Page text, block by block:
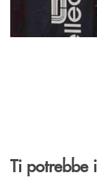
Ti potrebbe